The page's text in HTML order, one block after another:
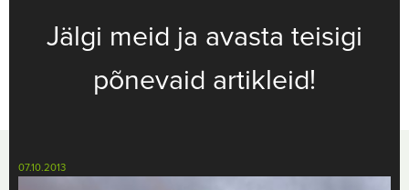
Jälgi meid ja avasta teisigi
põnevaid artikleid!
07.10.2013